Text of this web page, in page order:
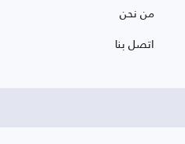
من نحن
اتصل بنا